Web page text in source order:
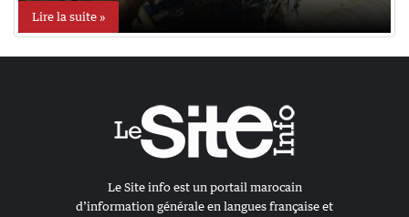
Lire la suite »
Le Site info est un portail marocain
d’information générale en langues française et